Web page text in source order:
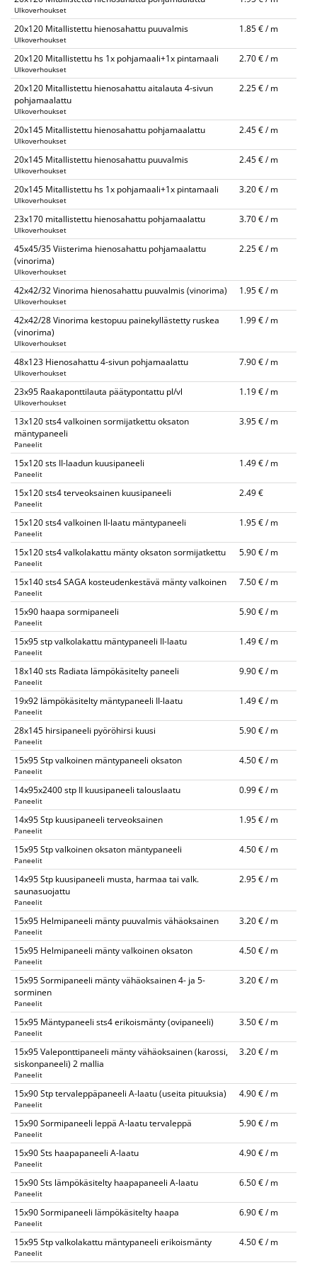
Ulkoverhoukset
20x120 Mitallistettu hienosahattu puuvalmis
Ulkoverhoukset
1.85 € / m
20x120 Mitallistettu hs 1x pohjamaali+1x pintamaali
Ulkoverhoukset
2.70 € / m
20x120 Mitallistettu hienosahattu aitalauta 4-sivun
pohjamaalattu
Ulkoverhoukset
2.25 € / m
20x145 Mitallistettu hienosahattu pohjamaalattu
Ulkoverhoukset
2.45 € / m
20x145 Mitallistettu hienosahattu puuvalmis
Ulkoverhoukset
2.45 € / m
20x145 Mitallistettu hs 1x pohjamaali+1x pintamaali
Ulkoverhoukset
3.20 € / m
23x170 mitallistettu hienosahattu pohjamaalattu
Ulkoverhoukset
3.70 € / m
45x45/35 Viisterima hienosahattu pohjamaalattu
(vinorima)
Ulkoverhoukset
2.25 € / m
42x42/32 Vinorima hienosahattu puuvalmis (vinorima)
Ulkoverhoukset
1.95 € / m
42x42/28 Vinorima kestopuu painekyllästetty ruskea
(vinorima)
Ulkoverhoukset
1.99 € / m
48x123 Hienosahattu 4-sivun pohjamaalattu
Ulkoverhoukset
7.90 € / m
23x95 Raakaponttilauta päätypontattu pl/vl
Ulkoverhoukset
1.19 € / m
13x120 sts4 valkoinen sormijatkettu oksaton
mäntypaneeli
Paneelit
3.95 € / m
15x120 sts II-laadun kuusipaneeli
Paneelit
1.49 € / m
15x120 sts4 terveoksainen kuusipaneeli
Paneelit
2.49 €
15x120 sts4 valkoinen II-laatu mäntypaneeli
Paneelit
1.95 € / m
15x120 sts4 valkolakattu mänty oksaton sormijatkettu
Paneelit
5.90 € / m
15x140 sts4 SAGA kosteudenkestävä mänty valkoinen
Paneelit
7.50 € / m
15x90 haapa sormipaneeli
Paneelit
5.90 € / m
15x95 stp valkolakattu mäntypaneeli II-laatu
Paneelit
1.49 € / m
18x140 sts Radiata lämpökäsitelty paneeli
Paneelit
9.90 € / m
19x92 lämpökäsitelty mäntypaneeli II-laatu
Paneelit
1.49 € / m
28x145 hirsipaneeli pyöröhirsi kuusi
Paneelit
5.90 € / m
15x95 Stp valkoinen mäntypaneeli oksaton
Paneelit
4.50 € / m
14x95x2400 stp II kuusipaneeli talouslaatu
Paneelit
0.99 € / m
14x95 Stp kuusipaneeli terveoksainen
Paneelit
1.95 € / m
15x95 Stp valkoinen oksaton mäntypaneeli
Paneelit
4.50 € / m
14x95 Stp kuusipaneeli musta, harmaa tai valk.
saunasuojattu
Paneelit
2.95 € / m
15x95 Helmipaneeli mänty puuvalmis vähäoksainen
Paneelit
3.20 € / m
15x95 Helmipaneeli mänty valkoinen oksaton
Paneelit
4.50 € / m
15x95 Sormipaneeli mänty vähäoksainen 4- ja 5-
sorminen
Paneelit
3.20 € / m
15x95 Mäntypaneeli sts4 erikoismänty (ovipaneeli)
Paneelit
3.50 € / m
15x95 Valeponttipaneeli mänty vähäoksainen (karossi,
siskonpaneeli) 2 mallia
Paneelit
3.20 € / m
15x90 Stp tervaleppäpaneeli A-laatu (useita pituuksia)
Paneelit
4.90 € / m
15x90 Sormipaneeli leppä A-laatu tervaleppä
Paneelit
5.90 € / m
15x90 Sts haapapaneeli A-laatu
Paneelit
4.90 € / m
15x90 Sts lämpökäsitelty haapapaneeli A-laatu
Paneelit
6.50 € / m
15x90 Sormipaneeli lämpökäsitelty haapa
Paneelit
6.90 € / m
15x95 Stp valkolakattu mäntypaneeli erikoismänty
Paneelit
4.50 € / m